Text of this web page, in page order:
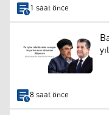
1 saat önce
8 saat önce